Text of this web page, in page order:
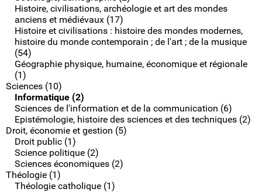
Histoire, civilisations, archéologie et art des mondes
anciens et médiévaux (17)
Histoire et civilisations : histoire des mondes modernes,
histoire du monde contemporain ; de l'art ; de la musique
(54)
Géographie physique, humaine, économique et régionale
(1)
Sciences (10)
Informatique (2)
Sciences de l'information et de la communication (6)
Epistémologie, histoire des sciences et des techniques (2)
Droit, économie et gestion (5)
Droit public (1)
Science politique (2)
Sciences économiques (2)
Théologie (1)
Théologie catholique (1)